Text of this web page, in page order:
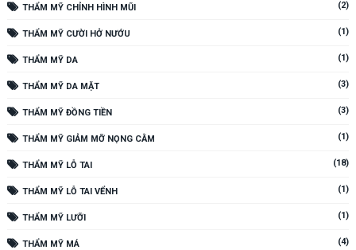
THẨM MỸ CHỈNH HÌNH MŨI (2)
THẨM MỸ CƯỜI HỞ NƯỚU (1)
THẨM MỸ DA (1)
THẨM MỸ DA MẶT (3)
THẨM MỸ ĐỒNG TIỀN (3)
THẨM MỸ GIẢM MỠ NỌNG CẰM (1)
THẨM MỸ LỖ TAI (18)
THẨM MỸ LỖ TAI VỂNH (1)
THẨM MỸ LƯỠI (1)
THẨM MỸ MÁ (4)